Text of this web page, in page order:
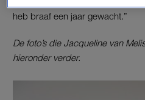
heb braaf een jaar gewacht.”
De foto’s die Jacqueline van
hieronder verder.